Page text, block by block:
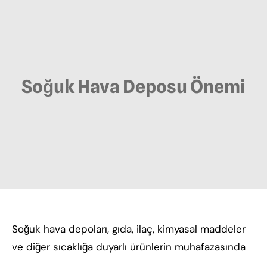
Soğuk Hava Deposu Önemi
Soğuk hava depoları, gıda, ilaç, kimyasal maddeler
ve diğer sıcaklığa duyarlı ürünlerin muhafazasında